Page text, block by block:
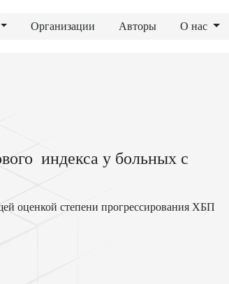
Организации Авторы О нас
индекса у больных с
оценкой степени прогрессирования ХБП